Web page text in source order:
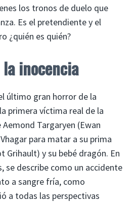
los tronos de duelo que
Es el pretendiente y el
¿quién es quién?
inocencia
último gran horror de la
primera víctima real de la
Targaryen (Ewan
para matar a su prima
Grihault) y su bebé dragón. En
se describe como un accidente
a sangre fría, como
a todas las perspectivas